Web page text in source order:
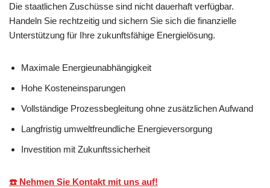
Die staatlichen Zuschüsse sind nicht dauerhaft verfügbar.
Handeln Sie rechtzeitig und sichern Sie sich die finanzielle
Unterstützung für Ihre zukunftsfähige Energielösung.
Maximale Energieunabhängigkeit
Hohe Kosteneinsparungen
Vollständige Prozessbegleitung ohne zusätzlichen Aufwand
Langfristig umweltfreundliche Energieversorgung
Investition mit Zukunftssicherheit
☎️ Nehmen Sie Kontakt mit uns auf!